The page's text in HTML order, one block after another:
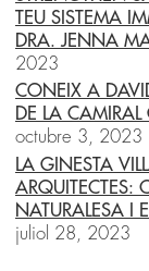
TEU SISTEMA
DRA. JENNA
2023
CONEIX A
DE LA
octubre 3, 2023
LA GINESTA
ARQUITECTES:
NATURALESA I
juliol 28, 2023